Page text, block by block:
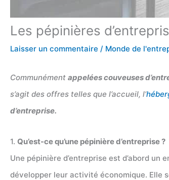
Les pépinières
Laisser un commentaire / Monde de
Communément appelées couveuses
s’agit des offres telles que l’accueil, l’
d’entreprise.
1. Qu’est-ce qu’une pépinière d’entreprise ?
Une pépinière d’entreprise est d’abord un
développer leur activité économique. Elle